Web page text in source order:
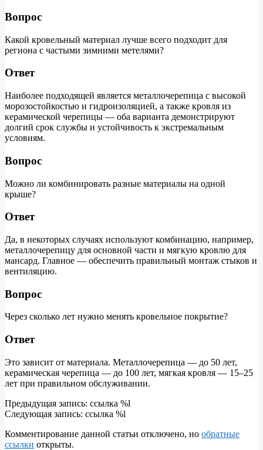
Вопрос
Какой кровельный материал лучше всего подходит для
региона с частыми зимними метелями?
Ответ
Наиболее подходящей является металлочерепица с высокой
морозостойкостью и гидроизоляцией, а также кровля из
керамической черепицы — оба варианта демонстрируют
долгий срок службы и устойчивость к экстремальным
условиям.
Вопрос
Можно ли комбинировать разные материалы на одной
крыше?
Ответ
Да, в некоторых случаях используют комбинацию, например,
металлочерепицу для основной части и мягкую кровлю для
мансард. Главное — обеспечить правильный монтаж стыков и
вентиляцию.
Вопрос
Через сколько лет нужно менять кровельное покрытие?
Ответ
Это зависит от материала. Металлочерепица — до 50 лет,
керамическая черепица — до 100 лет, мягкая кровля — 15–25
лет при правильном обслуживании.
2026-
06-
Предыдущая запись: ссылка %l
Следующая запись: ссылка %l
Комментирование данной статьи отключено, но обратные
ссылки открыты.